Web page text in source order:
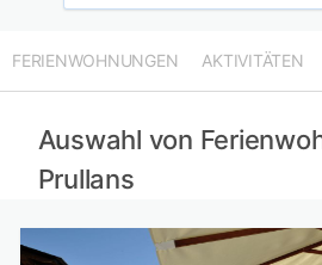
FERIENWOHNUNGEN AKTIVITÄTEN
Auswahl von
Prullans